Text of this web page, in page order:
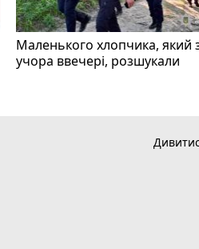
Маленького хлопчика, який
учора ввечері, розшукали